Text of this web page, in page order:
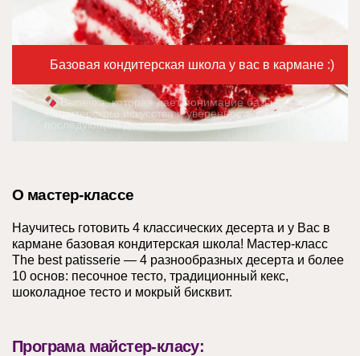
Базовая кондитерская школа у вас в кармане :)
Выпечка, которая дает понимание базы
кондитерского искусства и уверенность в каждом
последующем десерте.
О мастер-классе
Научитесь готовить 4 классических десерта и у Вас в
кармане базовая кондитерская школа! Мастер-класс
The best patisserie — 4 разнообразных десерта и более
10 основ: песочное тесто, традиционный кекс,
шоколадное тесто и мокрый бисквит.
Програма майстер-класу: